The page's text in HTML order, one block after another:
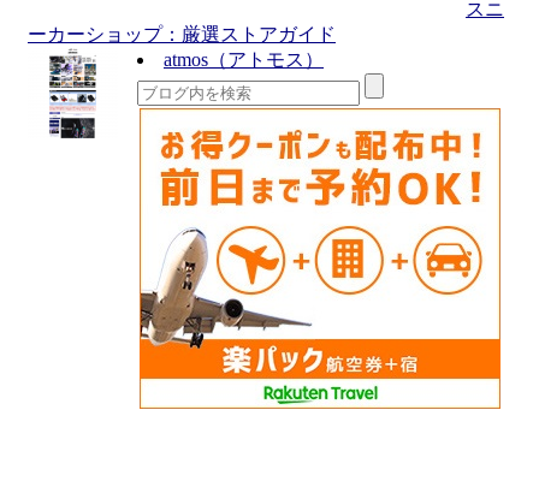
スニ
ーカーショップ：厳選ストアガイド
atmos（アトモス）